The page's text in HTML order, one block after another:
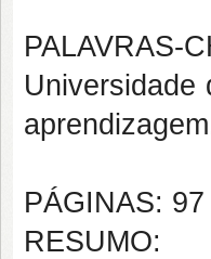
PALAVRAS-
Universidade
PÁGINAS: 97
RESUMO: